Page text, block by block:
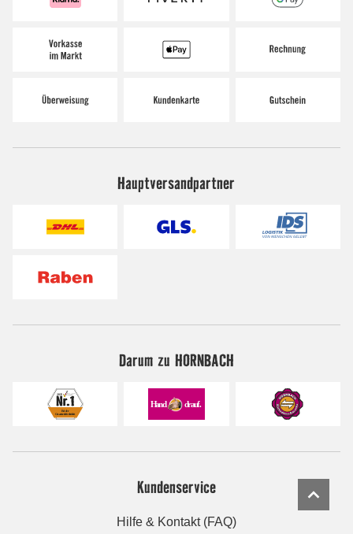
Hauptversandpartner
Darum zu HORNBACH
Kundenservice
Hilfe & Kontakt (FAQ)